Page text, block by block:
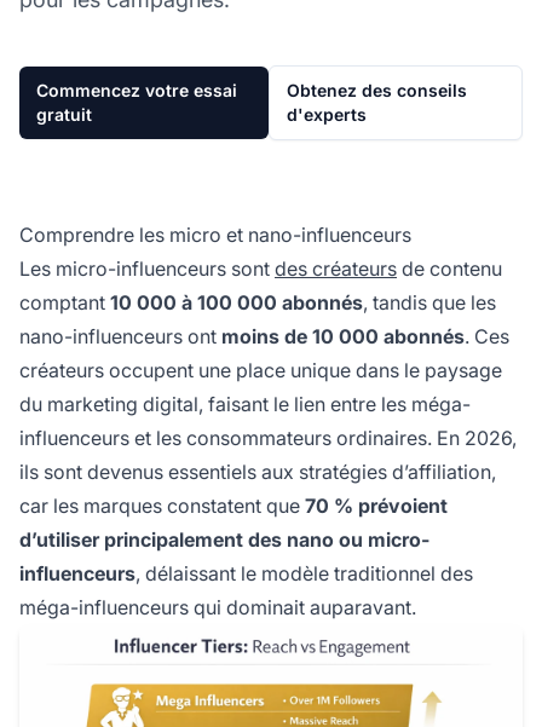
Commencez votre essai
gratuit
Obtenez des conseils
d'experts
Comprendre les micro et nano-influenceurs
Les micro-influenceurs sont des créateurs de contenu
comptant 10 000 à 100 000 abonnés, tandis que les
nano-influenceurs ont moins de 10 000 abonnés. Ces
créateurs occupent une place unique dans le paysage
du marketing digital, faisant le lien entre les méga-
influenceurs et les consommateurs ordinaires. En 2026,
ils sont devenus essentiels aux stratégies d’affiliation,
car les marques constatent que 70 % prévoient
d’utiliser principalement des nano ou micro-
influenceurs, délaissant le modèle traditionnel des
méga-influenceurs qui dominait auparavant.